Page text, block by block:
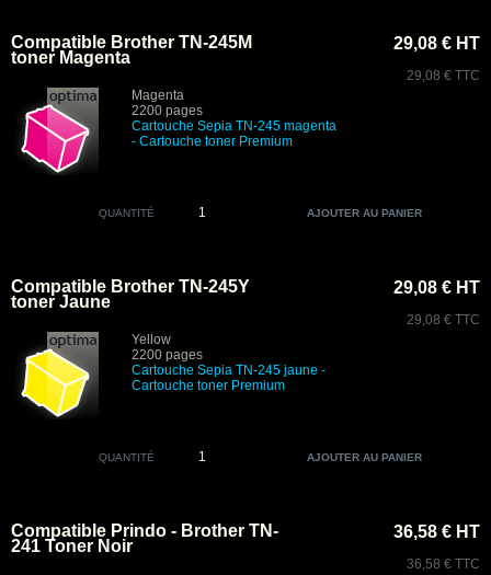
Compatible Brother TN-245M
toner Magenta
Magenta
2200 pages
Cartouche Sepia TN-245 magenta
- Cartouche toner Premium
29,08 € HT
29,08 € TTC
QUANTITÉ
Compatible Brother TN-245Y
toner Jaune
Yellow
2200 pages
Cartouche Sepia TN-245 jaune -
Cartouche toner Premium
29,08 € HT
29,08 € TTC
QUANTITÉ
Compatible Prindo - Brother TN-
241 Toner Noir
36,58 € HT
36,58 € TTC